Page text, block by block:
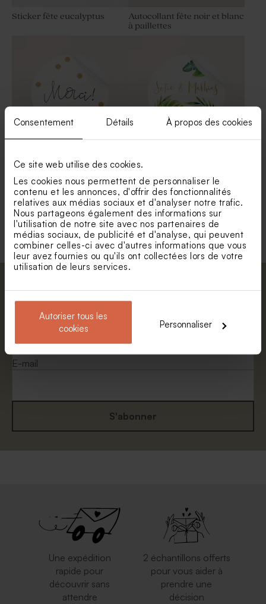
Consentement Détails À propos des cookies
Ce site web utilise des cookies.
Les cookies nous permettent de personnaliser le
contenu et les annonces, d'offrir des fonctionnalités
relatives aux médias sociaux et d'analyser notre trafic.
Nous partageons également des informations sur
l'utilisation de notre site avec nos partenaires de
médias sociaux, de publicité et d'analyse, qui peuvent
combiner celles-ci avec d'autres informations que vous
leur avez fournies ou qu'ils ont collectées lors de votre
utilisation de leurs services.
Autoriser tous les
cookies
Personnaliser
Sticker fête eucalyptus
Autocollant fête noir et blanc
à paillettes
Grand sticker fête à
paillettes
Grand sticker fête motifs
tropicaux
Voir toute la collection Sticker prénom
Abonnez-vous à la newsletter et restez
informé. Petite surprise : bénéficiez de 5%
de réduction.
E-mail
S'abonner
Une expédition
rapide pour
découvrir sans
attendre
2 échantillons offerts
pour vous aider à
prendre une
décision